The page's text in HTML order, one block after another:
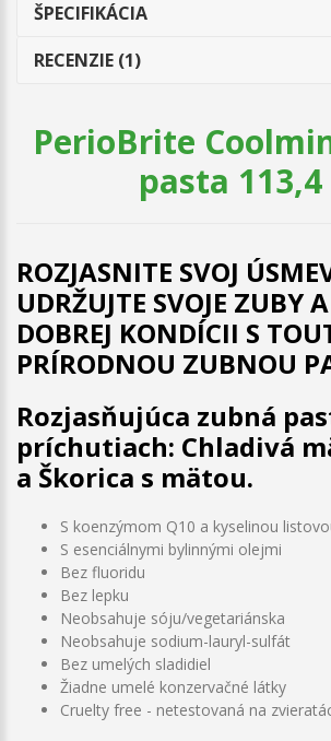
ŠPECIFIKÁCIA
RECENZIE (1)
PerioBrite
pasta 113,4
ROZJASNITE SVOJ
UDRŽUJTE SVOJE ZUBY
DOBREJ KONDÍCII S
PRÍRODNOU ZUBNOU
Rozjasňujúca zubná
príchutiach: Chladivá
a Škorica s mätou.
S koenzýmom Q10 a kyselinou
S esenciálnymi bylinnými olejmi
Bez fluoridu
Bez lepku
Neobsahuje sóju/vegetariánska
Neobsahuje sodium-lauryl-sulfát
Bez umelých sladidiel
Žiadne umelé konzervačné látky
Cruelty free - netestovaná na